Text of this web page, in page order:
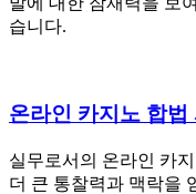
습니다.
온라인 카지노 합법
실무로서의 온라인 카
더 큰 통찰력과 맥락을